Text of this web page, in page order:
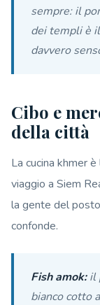
sempre: il
dei templi è
davvero
Cibo e
della città
La cucina khmer
viaggio a Siem
la gente del
confonde.
Fish amok:il
bianco cotto